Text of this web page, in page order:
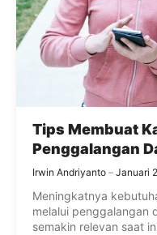
Tips Membuat
Penggalangan
Hati
Irwin Andriyanto Januari
Meningkatnya
melalui penggalangan
semakin relevan saat